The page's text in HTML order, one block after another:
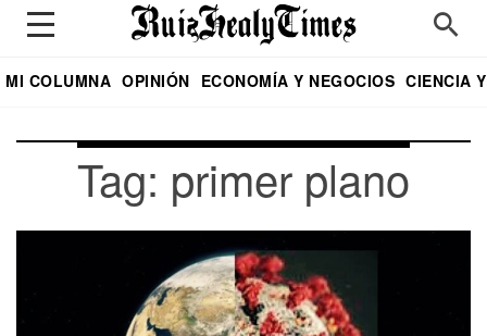
MI COLUMNA OPINIÓN ECONOMÍA Y NEGOCIOS CIENCIA
Tag: primer plano